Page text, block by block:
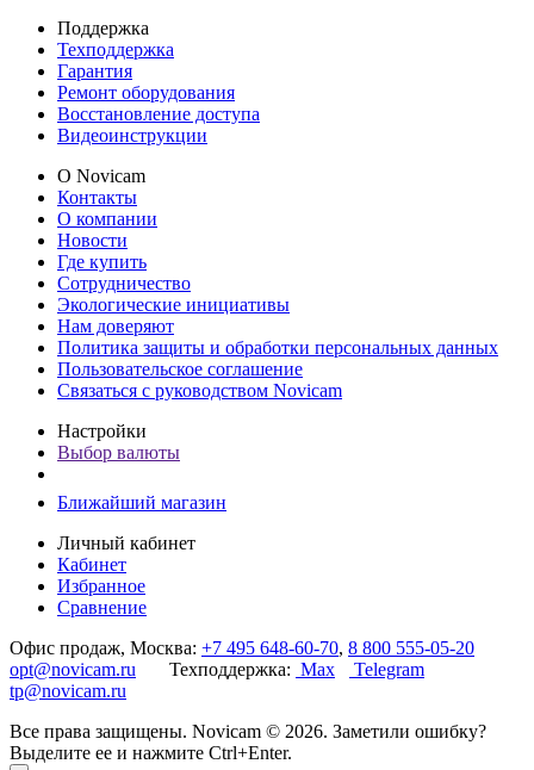
Поддержка
Техподдержка
Гарантия
Ремонт оборудования
Восстановление доступа
Видеоинструкции
О Novicam
Контакты
О компании
Новости
Где купить
Сотрудничество
Экологические инициативы
Нам доверяют
Политика защиты и обработки персональных данных
Пользовательское соглашение
Связаться с руководством Novicam
Настройки
Выбор валюты
Ближайший магазин
Личный кабинет
Кабинет
Избранное
Сравнение
Офис продаж, Москва: +7 495 648-60-70, 8 800 555-05-20
opt@novicam.ru Техподдержка: Max
Telegram
tp@novicam.ru
Все права защищены. Novicam © 2026. Заметили ошибку?
Выделите ее и нажмите Ctrl+Enter.